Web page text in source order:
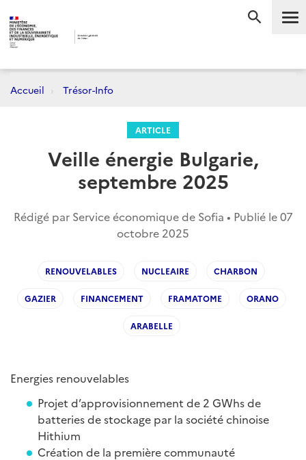
Accueil Trésor-Info
ARTICLE
Veille énergie Bulgarie,
septembre 2025
Rédigé par Service économique de Sofia • Publié le07
octobre 2025
RENOUVELABLES NUCLEAIRE CHARBON
GAZIER FINANCEMENT FRAMATOME ORANO
ARABELLE
Energies renouvelables
Projet d’approvisionnement de 2 GWhs de
batteries de stockage par la société chinoise
Hithium
Création de la première communauté